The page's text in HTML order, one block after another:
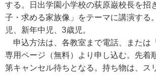
する。日出学園小学校の荻原巌校長を招
子・求める家族像」をテーマに講演する
児、新年中児、3歳児。
申込方法は、各教室まで電話、または
専用ページ（無料）より申し込む。先着
第キャンセル待ちとなる。持ち物は、ス